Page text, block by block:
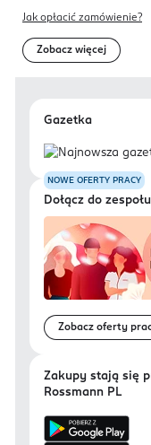
Jak opłacić zamówienie?
Zobacz więcej
Gazetka
NOWE OFERTY PRACY
Dołącz do
Zobacz oferty
Zakupy stają się
Rossmann PL